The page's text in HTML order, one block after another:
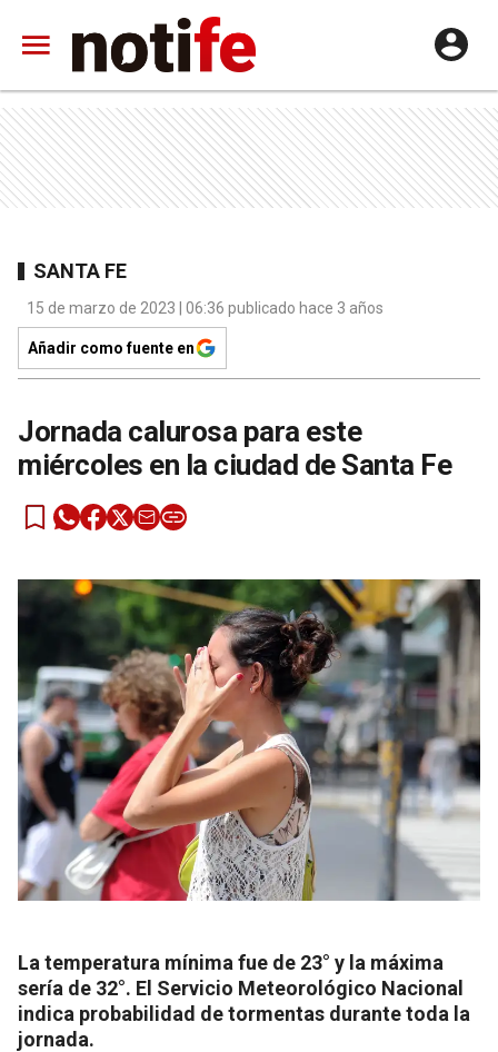
SANTA FE
15 de marzo de 2023 | 06:36 publicado hace 3 años
Añadir como fuente en
Jornada calurosa para este
miércoles en la ciudad de Santa Fe
La temperatura mínima fue de 23° y la máxima
sería de 32°. El Servicio Meteorológico Nacional
indica probabilidad de tormentas durante toda la
jornada.